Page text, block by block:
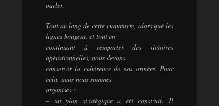
parler.
Tout au long de cette manœuvre, alors que les
lignes bougent, et tout en
continuant à remporter des victoires
opérationnelles, nous devons
conserver la cohérence de nos armées. Pour
cela, nous nous sommes
organisés :
– un plan stratégique a été construit. Il